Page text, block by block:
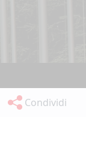
Condividi